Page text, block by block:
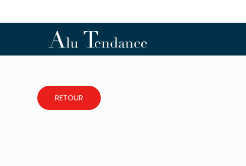
RETOUR